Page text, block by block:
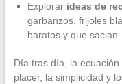
Explorar ideas de
garbanzos, frijoles
baratos y que sacian.
Día tras día, la
placer, la simplicidad y